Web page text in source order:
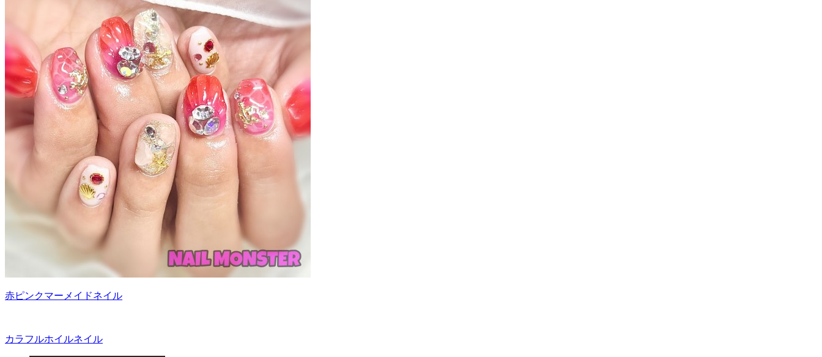
赤ピンクマーメイドネイル
カラフルホイルネイル